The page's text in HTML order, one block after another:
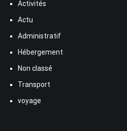
Activités
Actu
Administratif
Hébergement
Non classé
Transport
voyage